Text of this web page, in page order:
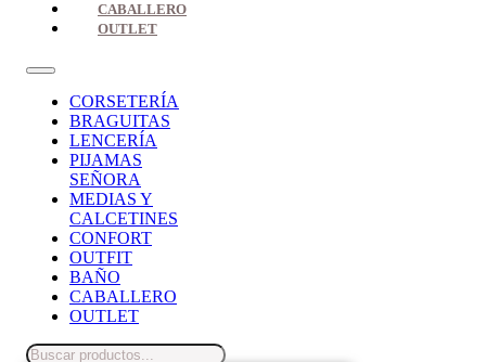
CABALLERO
OUTLET
CORSETERÍA
BRAGUITAS
LENCERÍA
PIJAMAS
SEÑORA
MEDIAS Y
CALCETINES
CONFORT
OUTFIT
BAÑO
CABALLERO
OUTLET
Search